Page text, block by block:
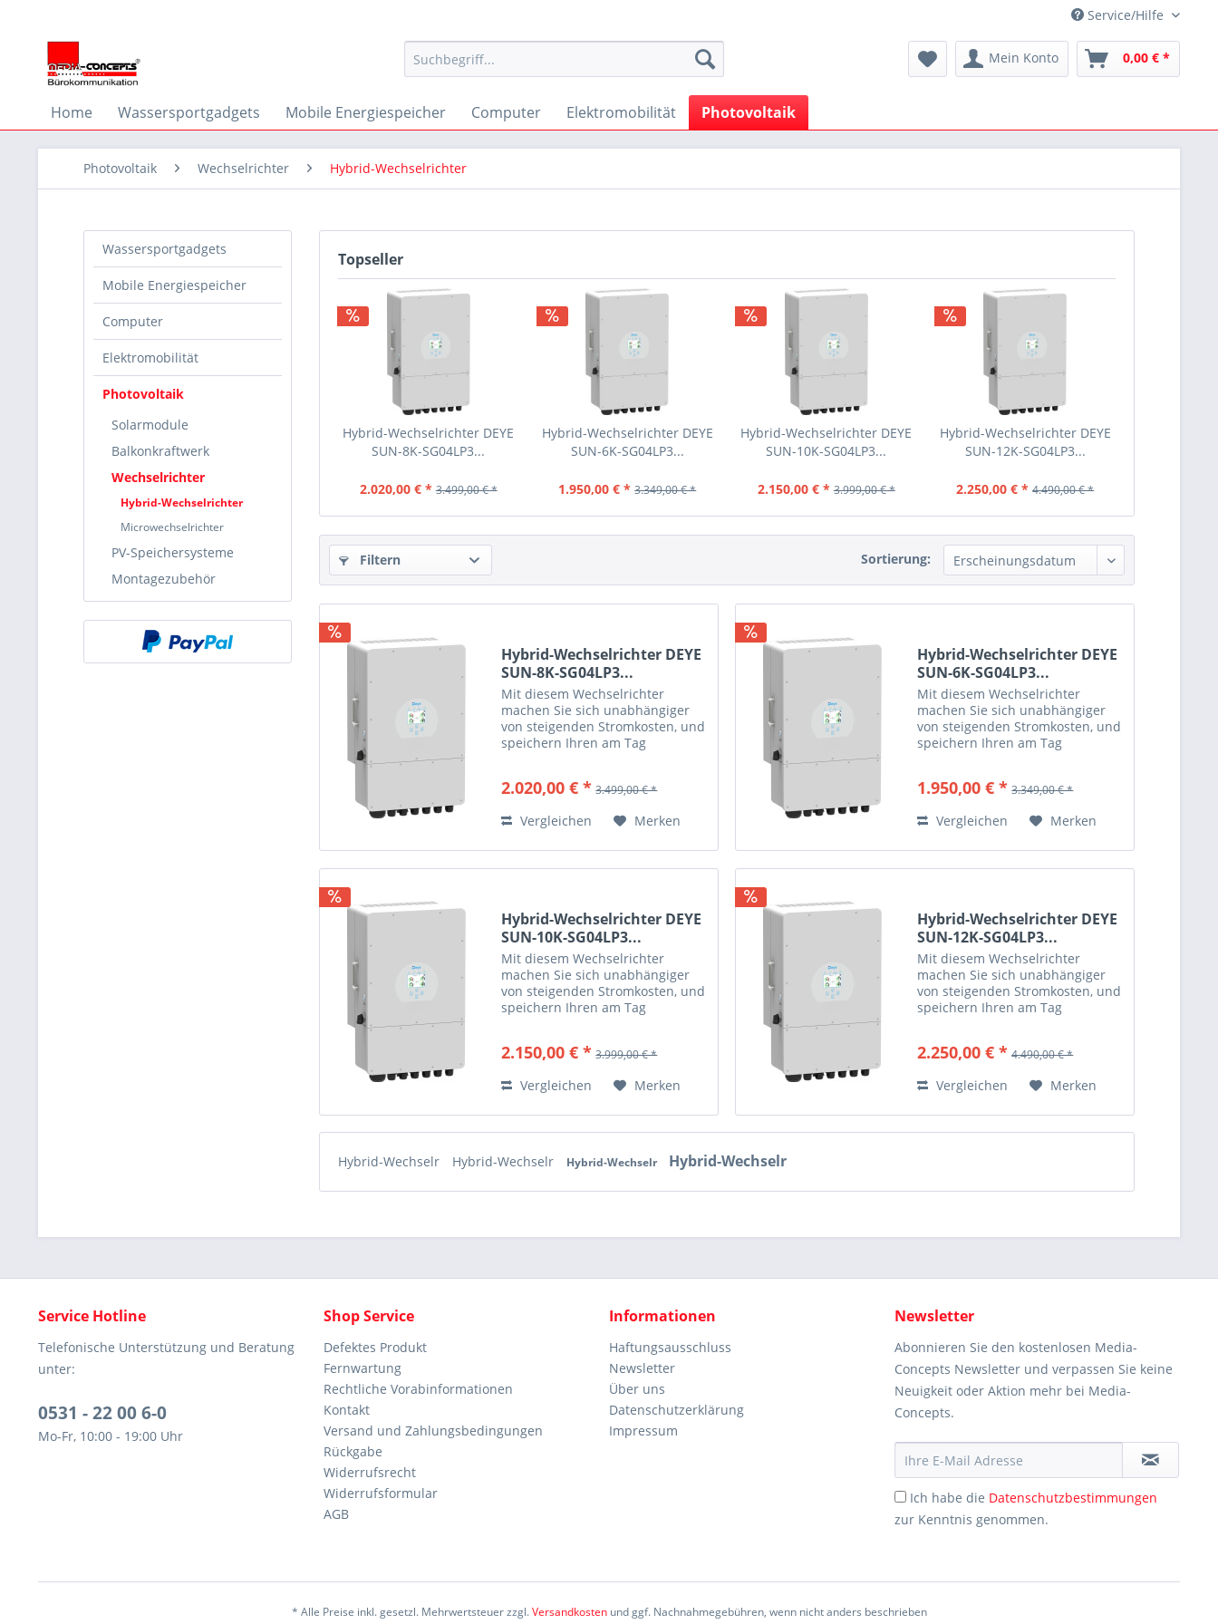
Service/Hilfe
Mein Konto 0,00 € *
Home Wassersportgadgets Mobile Energiespeicher Computer Elektromobilität Photovoltaik
Photovoltaik Wechselrichter Hybrid-Wechselrichter
Wassersportgadgets
Mobile Energiespeicher
Computer
Elektromobilität
Photovoltaik
Solarmodule
Balkonkraftwerk
Wechselrichter
Hybrid-Wechselrichter
Microwechselrichter
PV-Speichersysteme
Montagezubehör
Topseller
Hybrid-Wechselrichter DEYE
SUN-8K-SG04LP3...
2.020,00 € * 3.499,00 € *
Hybrid-Wechselrichter DEYE
SUN-6K-SG04LP3...
1.950,00 € * 3.349,00 € *
Hybrid-Wechselrichter DEYE
SUN-10K-SG04LP3...
2.150,00 € * 3.999,00 € *
Hybrid-Wechselrichter DEYE
SUN-12K-SG04LP3...
2.250,00 € * 4.490,00 € *
Filtern Sortierung:
Hybrid-Wechselrichter DEYE
SUN-8K-SG04LP3...
Mit diesem Wechselrichter
machen Sie sich unabhängiger
von steigenden Stromkosten, und
speichern Ihren am Tag
Auch bei einem Netzstromausfall
2.020,00 € * 3.499,00 € *
Vergleichen Merken
Hybrid-Wechselrichter DEYE
SUN-6K-SG04LP3...
Mit diesem Wechselrichter
machen Sie sich unabhängiger
von steigenden Stromkosten, und
speichern Ihren am Tag
Auch bei einem Netzstromausfall
1.950,00 € * 3.349,00 € *
Vergleichen Merken
Hybrid-Wechselrichter DEYE
SUN-10K-SG04LP3...
Mit diesem Wechselrichter
machen Sie sich unabhängiger
von steigenden Stromkosten, und
speichern Ihren am Tag
Auch bei einem Netzstromausfall
2.150,00 € * 3.999,00 € *
Vergleichen Merken
Hybrid-Wechselrichter DEYE
SUN-12K-SG04LP3...
Mit diesem Wechselrichter
machen Sie sich unabhängiger
von steigenden Stromkosten, und
speichern Ihren am Tag
Auch bei einem Netzstromausfall
2.250,00 € * 4.490,00 € *
Vergleichen Merken
Hybrid-Wechselr Hybrid-Wechselr Hybrid-Wechselr Hybrid-Wechselr
Service Hotline
Telefonische Unterstützung und Beratung
unter:
0531 - 22 00 6-0
Mo-Fr, 10:00 - 19:00 Uhr
Shop Service
Defektes Produkt
Fernwartung
Rechtliche Vorabinformationen
Kontakt
Versand und Zahlungsbedingungen
Rückgabe
Widerrufsrecht
Widerrufsformular
AGB
Informationen
Haftungsausschluss
Newsletter
Über uns
Datenschutzerklärung
Impressum
Newsletter
Abonnieren Sie den kostenlosen Media-
Concepts Newsletter und verpassen Sie keine
Neuigkeit oder Aktion mehr bei Media-
Concepts.
Ich habe die Datenschutzbestimmungen
zur Kenntnis genommen.
* Alle Preise inkl. gesetzl. Mehrwertsteuer zzgl.Versandkostenund ggf. Nachnahmegebühren, wenn nicht anders beschrieben